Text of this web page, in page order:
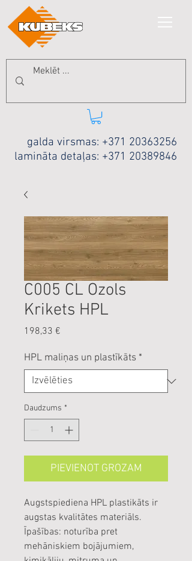
galda virsmas: +371 20363256
lamināta detaļas: +371 20389846
C005 CL Ozols
Krikets HPL
198,33 €
HPL maliņas un plastīkāts *
Daudzums *
PIEVIENOT GROZAM
Augstspiediena HPL plastikāts ir
augstas kvalitātes materiāls.
Īpašības: noturība pret
mehāniskiem bojājumiem,